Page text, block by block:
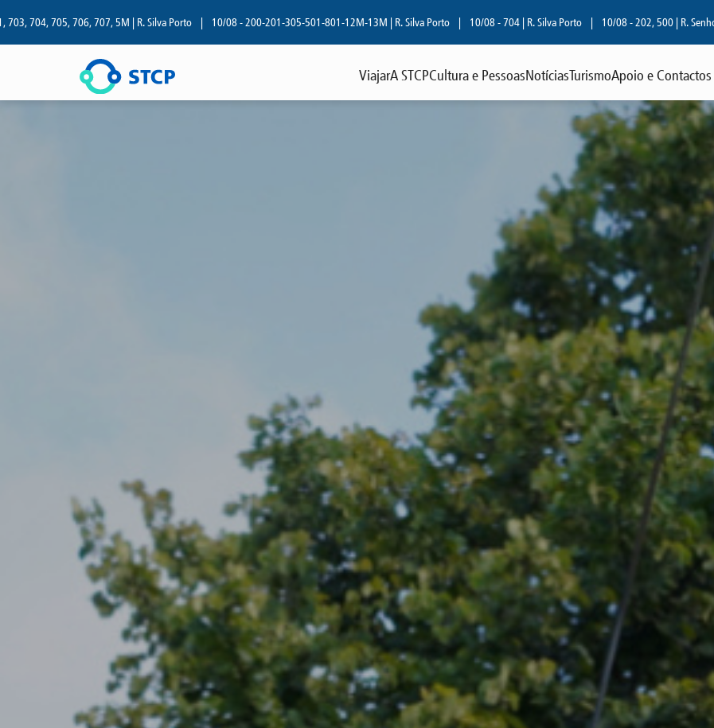
705, 706, 707, 5M | R. Silva Porto | 10/08 - 200-201-305-501-801-12M-13M | R. Silva Porto | 10/08 - 704 | R. Silva Porto | 10/08 - 202, 500 | R. Senhora da Luz
ViajarA STCPCultura e PessoasNotíciasTurismoApoio e Contactos